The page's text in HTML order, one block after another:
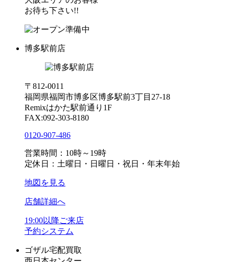
お待ち下さい!!
博多駅前店
〒812-0011
福岡県福岡市博多区博多駅前3丁目27-18
Remixはかた駅前通り1F
FAX:092-303-8180
0120-907-486
営業時間：10時～19時
定休日：土曜日・日曜日・祝日・年末年始
地図を見る
店舗詳細へ
19:00以降ご来店
予約システム
ゴザル宅配買取